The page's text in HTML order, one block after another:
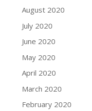
August 2020
July 2020
June 2020
May 2020
April 2020
March 2020
February 2020